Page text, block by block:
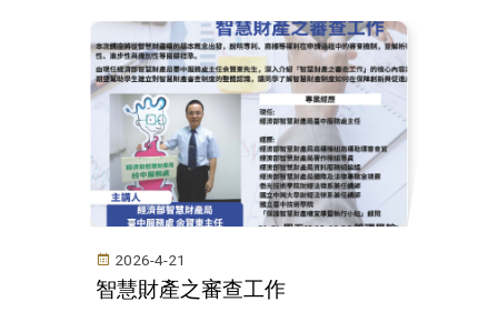
2026-4-21
智慧財產之審查工作